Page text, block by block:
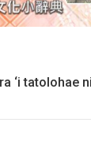
‘i tatolohae